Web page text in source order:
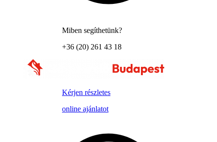
Miben segíthetünk?
+36 (20) 261 43 18
Kérjen részletes
online ajánlatot